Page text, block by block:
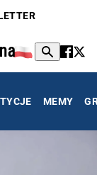
MEMY